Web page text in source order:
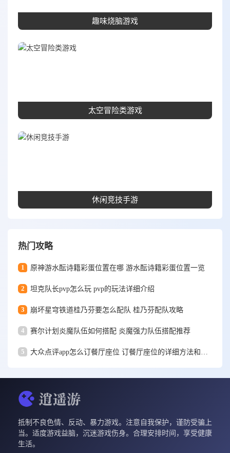
趣味烧脑游戏
太空冒险类游戏
休闲竞技手游
热门攻略
1 原神游水酝诗籍彩蛋位置在哪 游水酝诗籍彩蛋位置一览
2 坦克队长pvp怎么玩 pvp的玩法详细介绍
3 崩坏星穹铁道桂乃芬要怎么配队 桂乃芬配队攻略
4 赛尔计划炎魔队伍如何搭配 炎魔强力队伍搭配推荐
5
抵制不良色情、反动、暴力游戏。注意自我保护，谨防受骗上
当。适度游戏益脑，沉迷游戏伤身。合理安排时间，享受健康
生活。